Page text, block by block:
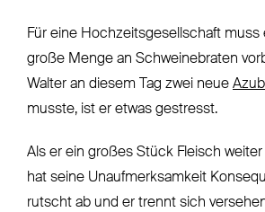
Für eine Hochzeitsgesellschaft muss
große Menge an Schweinebraten
Walter an diesem Tag zwei neue
musste, ist er etwas gestresst.
Als er ein großes Stück Fleisch
hat seine Unaufmerksamkeit
rutscht ab und er trennt sich